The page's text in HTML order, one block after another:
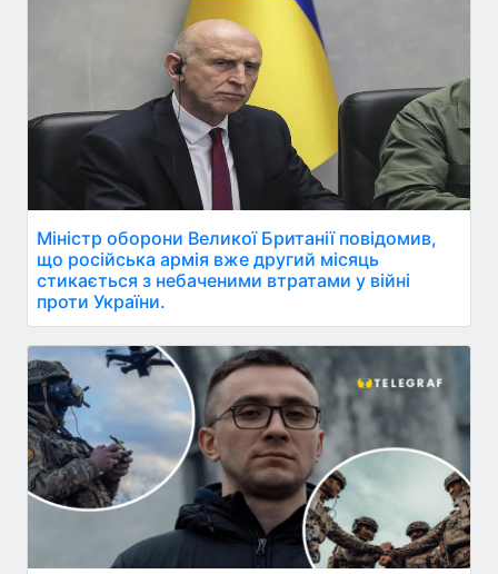
Міністр оборони Великої Британії повідомив,
що російська армія вже другий місяць
стикається з небаченими втратами у війні
проти України.